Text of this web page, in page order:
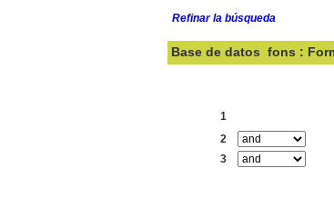
Refinar la búsqueda
Base de datos fons :
1
2
3